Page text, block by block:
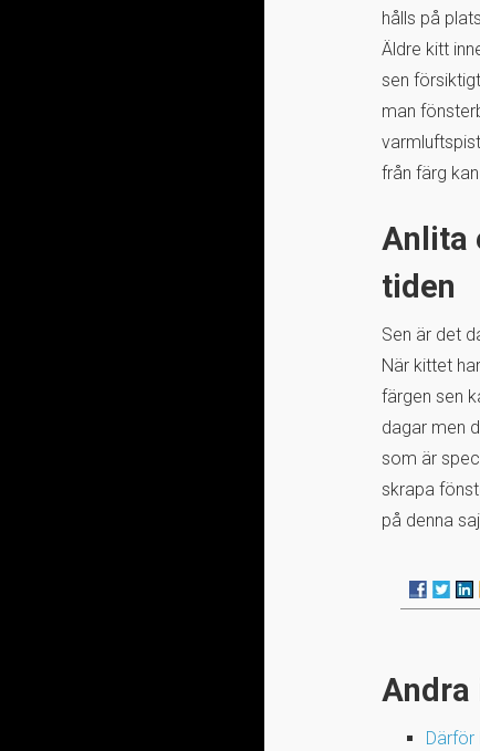
hålls på
Äldre kitt
sen
man
från färg
Anlita
tiden
Sen är det
När kittet
färgen sen
dagar men
som är
skrapa
på denna
Andra